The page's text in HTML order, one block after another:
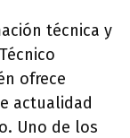
técnica y
ofrece
actualidad
Uno de los